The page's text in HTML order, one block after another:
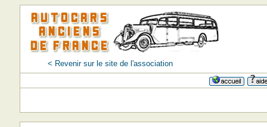
< Revenir sur le site de l'association